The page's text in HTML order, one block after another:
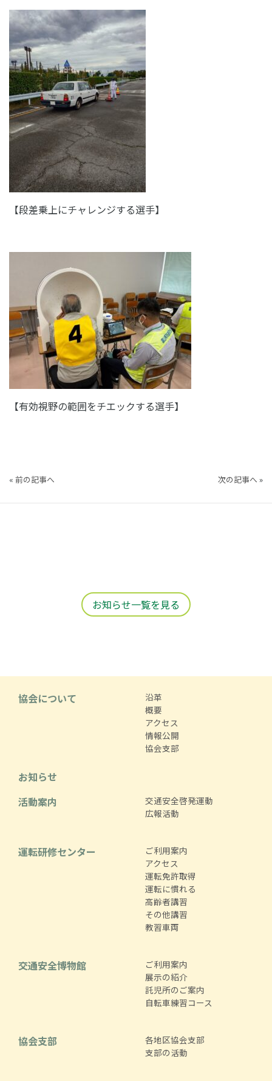
【段差乗上にチャレンジする選手】
【有効視野の範囲をチエックする選手】
« 前の記事へ 次の記事へ »
お知らせ一覧を見る
協会について
沿革
概要
アクセス
情報公開
協会支部
お知らせ
活動案内
交通安全啓発運動
広報活動
運転研修センター
ご利用案内
アクセス
運転免許取得
運転に慣れる
高齢者講習
その他講習
教習車両
交通安全博物館
ご利用案内
展示の紹介
託児所のご案内
自転車練習コース
協会支部
各地区協会支部
支部の活動